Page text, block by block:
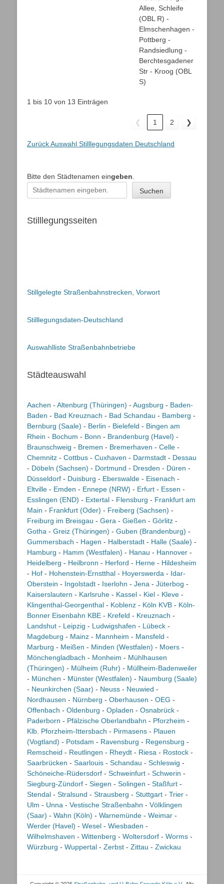
Allee, Schleife
(OBL R) -
Elmschenhagen -
Pottberg -
Randsiedlung -
Berchtesgadener
Str - Kroog (OBL
S)
1 bis 10 von 13 Einträgen
❮ 1 2 ❯
Zurück Auswahl Stilllegungsdaten Deutschland
Bitte den Städtenamen eingeben
Suchen
Stilllegungsseiten
Stillgelegte Straßenbahnstrecken, Vorwort
Stilllegungsdaten-Deutschland
Auswahlliste Straßenbahnbetriebe
Städteauswahl
Aachen - Altenburg (Thüringen) - Augsburg - Baden-
Baden - Bad Kreuznach - Bad Schandau - Bamberg -
Bernburg (Saale) - Berlin - Bielefeld - Bingen am
Rhein - Bochum - Bonn - Brandenburg (Havel) -
Braunschweig - Bremen - Bremerhaven - Celle -
Chemnitz - Cottbus - Cuxhaven - Darmstadt - Dessau
- Döbeln (Sachsen) - Dortmund - Dresden - Düren -
Düsseldorf - Duisburg - Eberswalde - Eisenach -
Eltville - Emden - Ennepe (NRW) - Erfurt - Essen -
Esslingen (END) - Extertal - Flensburg - Frankfurt am
Main - Frankfurt (Oder) - Freiberg (Sachsen) -
Freiburg im Breisgau - Gera - Gießen - Görlitz -
Gotha - Greiz (Thüringen) - Guben (Brandenburg) -
Gummersbach - Hagen - Halberstadt - Halle (Saale) -
Hamburg - Hamm (Westfalen) - Hanau - Hannover -
Heidelberg - Heilbronn - Herford - Herne - Hildesheim
- Hof - Hohenstein-Ernstthal - Hoyerswerda - Idar-
Oberstein - Ingolstadt - Iserlohn - Jena - Jüterbog -
Kaiserslautern - Karlsruhe - Kassel - Kiel - Kleve -
Klingenthal-Georgenthal - Koblenz - Köln KVB - Köln-
Bonner Eisenbahn KBE - Krefeld - Kreuznach -
Landshut - Leipzig - Ludwigshafen - Lübeck -
Magdeburg - Mainz - Mannheim - Mansfeld -
Marburg - Meißen - Minden (Westfalen) - Moers -
Mönchengladbach - Monheim - Mühlhausen
(Thüringen) - Mülheim (Ruhr) - Müllheim-Badenweiler
- München - Münster (Westfalen) - Naumburg (Saale)
- Neunkirchen (Saar) - Neuss - Neuwied -
Nordhausen - Nürnberg - Oberhausen - OEG -
Offenbach - Oldenburg - Opladen - Osnabrück -
Paderborn - Pfälzische Oberlandbahn - Pforzheim -
Klb. Pforzheim-Ittersbach - Pirmasens - Plauen
(Vogtland) - Potsdam - Ravensburg - Regensburg -
Remscheid - Reutlingen - Rheydt - Riesa - Rostock -
Saarbrücken - Saarlouis - Schandau - Schleswig -
Schöneiche-Rüdersdorf - Schweinfurt - Schwerin -
Siegburg-Zündorf - Siegen - Solingen - Staßfurt -
Stendal - Stralsund - Strausberg - Stuttgart - Trier -
Ulm - Unna - Vestische Straßenbahn - Völklingen
(Saar) - Wahn (Köln) - Warnemünde - Weimar -
Werder (Havel) - Wesel - Wiesbaden -
Wilhelmshaven - Wittenberg - Woltersdorf - Worms -
Würzburg - Wuppertal - Zerbst - Zittau - Zwickau